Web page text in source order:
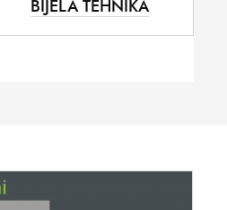
BIJELA TEHNIKA